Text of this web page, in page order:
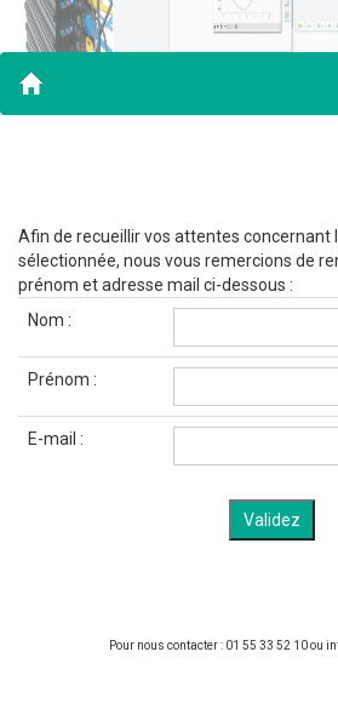
Afin de recueillir vos attentes concernant
sélectionnée, nous vous remercions de
prénom et adresse mail ci-dessous :
Nom :
Prénom :
E-mail :
Pour nous contacter : 01 55 33 52 10 ou